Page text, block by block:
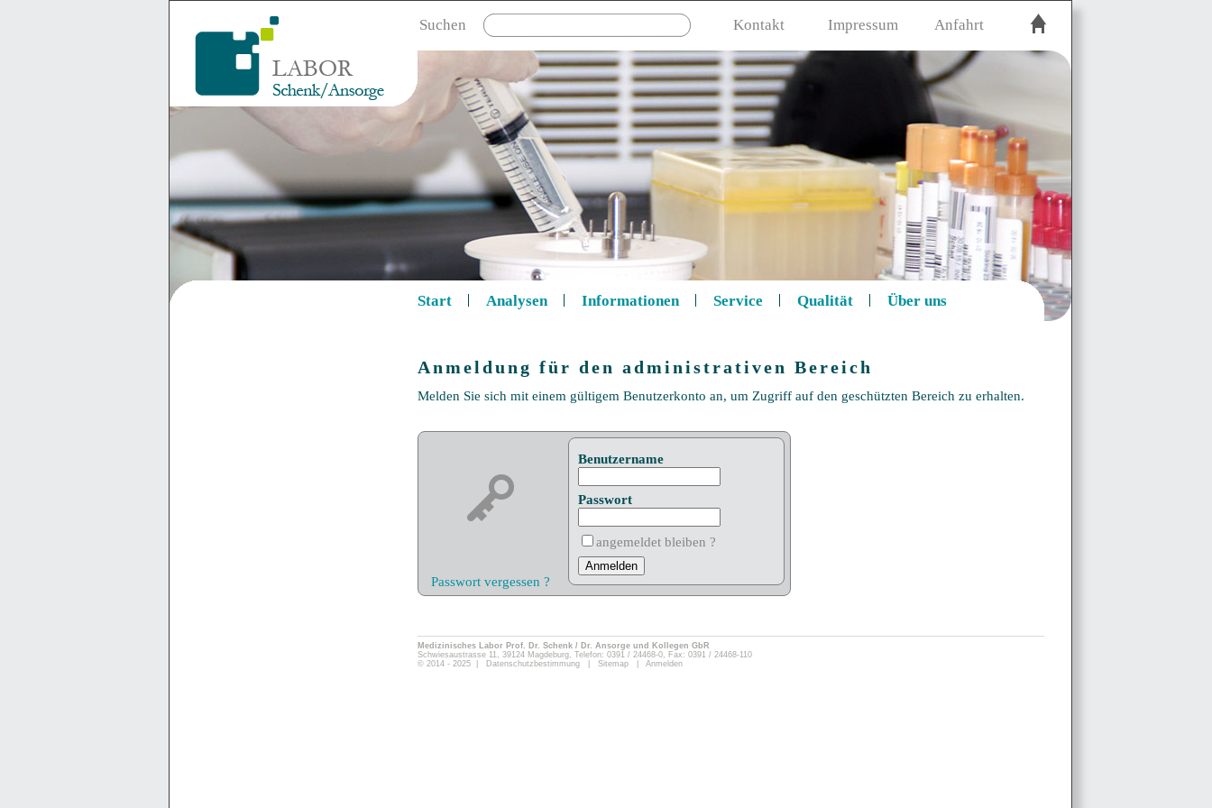
Suchen Kontakt Impressum Anfahrt
Start Analysen Informationen Service Qualität Über uns
Anmeldung für den administrativen Bereich
Melden Sie sich mit einem gültigem Benutzerkonto an, um Zugriff auf den geschützten Bereich zu erhalten.
Benutzername
Passwort
angemeldet bleiben ?
Passwort vergessen ?
Medizinisches Labor Prof. Dr. Schenk / Dr. Ansorge und Kollegen GbR
Schwiesaustrasse 11, 39124 Magdeburg, Telefon: 0391 / 24468-0, Fax: 0391 / 24468-110
© 2014 - 2025 | Datenschutzbestimmung Sitemap Anmelden